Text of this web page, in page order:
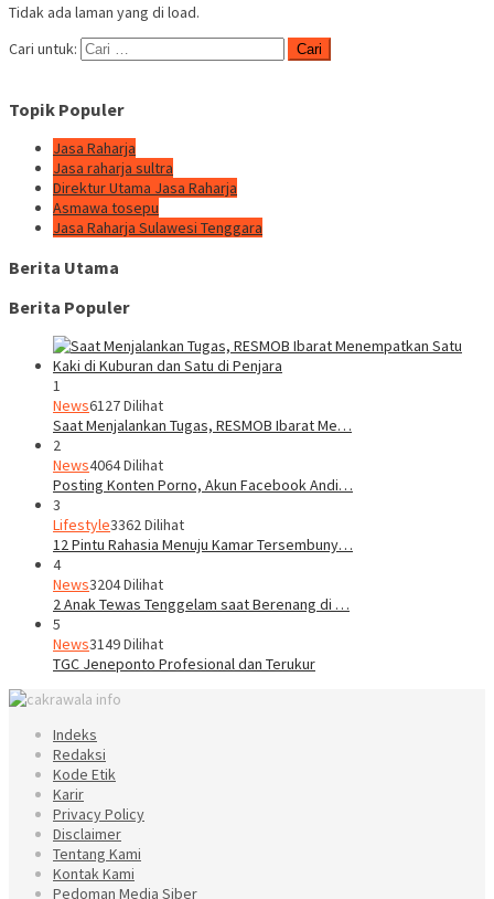
Tidak ada laman yang di load.
Cari untuk:
Topik Populer
Jasa Raharja
Jasa raharja sultra
Direktur Utama Jasa Raharja
Asmawa tosepu
Jasa Raharja Sulawesi Tenggara
Berita Utama
Berita Populer
1
News6127 Dilihat
Saat Menjalankan Tugas, RESMOB Ibarat Me…
2
News4064 Dilihat
Posting Konten Porno, Akun Facebook Andi…
3
Lifestyle3362 Dilihat
12 Pintu Rahasia Menuju Kamar Tersembuny…
4
News3204 Dilihat
2 Anak Tewas Tenggelam saat Berenang di …
5
News3149 Dilihat
TGC Jeneponto Profesional dan Terukur
Indeks
Redaksi
Kode Etik
Karir
Privacy Policy
Disclaimer
Tentang Kami
Kontak Kami
Pedoman Media Siber